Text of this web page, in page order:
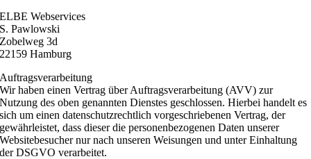
ELBE Webservices
S. Pawlowski
Zobelweg 3d
22159 Hamburg
Auftragsverarbeitung
Wir haben einen Vertrag über Auftragsverarbeitung (AVV) zur
Nutzung des oben genannten Dienstes geschlossen. Hierbei handelt es
sich um einen datenschutzrechtlich vorgeschriebenen Vertrag, der
gewährleistet, dass dieser die personenbezogenen Daten unserer
Websitebesucher nur nach unseren Weisungen und unter Einhaltung
der DSGVO verarbeitet.